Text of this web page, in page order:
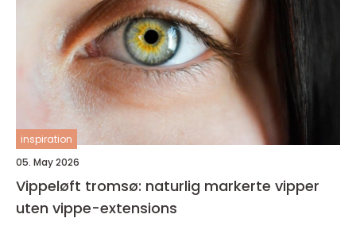
inspiration
05. May 2026
Vippeløft tromsø: naturlig markerte vipper
uten vippe-extensions